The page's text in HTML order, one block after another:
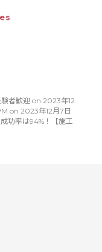
者歓迎 on 2023年12
on 2023年12月7日
功率は94%！【施工